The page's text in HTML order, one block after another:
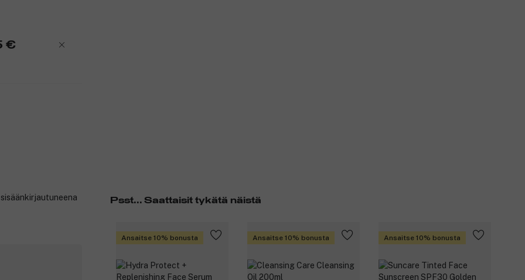
€
Psst... Saattaisit tykätä näistä
Ansaitse 10% bonusta Ansaitse 10% bonusta Ansaitse 10% bonusta